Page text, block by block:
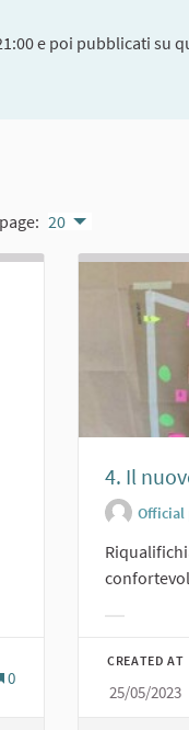
e poi pubblicati su
20
0
4. Il
Official
CREATED AT
25/05/2023